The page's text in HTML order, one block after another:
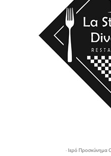
- Ιερό Προσκύνημα